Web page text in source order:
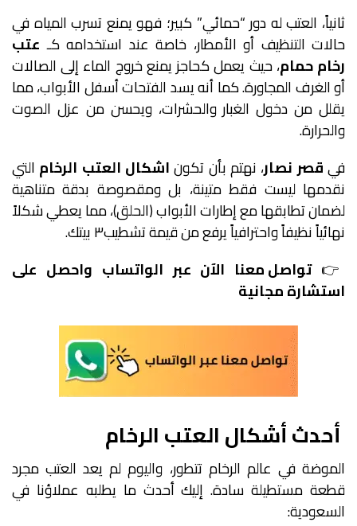
ثانياً، العتب له دور “حمائي” كبير؛ فهو يمنع تسرب المياه في
حالات التنظيف أو الأمطار، خاصة عند استخدامه كـ عتب
رخام حمام، حيث يعمل كحاجز يمنع خروج الماء إلى الصالات
أو الغرف المجاورة. كما أنه يسد الفتحات أسفل الأبواب، مما
يقلل من دخول الغبار والحشرات، ويحسن من عزل الصوت
والحرارة.
فيقصر نصار، نهتم بأن تكوناشكال العتب الرخام التي
نقدمها ليست فقط متينة، بل ومقصوصة بدقة متناهية
لضمان تطابقها مع إطارات الأبواب (الحلق)، مما يعطي شكلاً
نهائياً نظيفاً واحترافياً يرفع من قيمة تشطيب٣ بيتك.
👉تواصل معنا الآن عبر الواتساب واحصل على
استشارة مجانية
أحدث أشكال العتب الرخام
الموضة في عالم الرخام تتطور، واليوم لم يعد العتب مجرد
قطعة مستطيلة سادة. إليك أحدث ما يطلبه عملاؤنا في
السعودية: